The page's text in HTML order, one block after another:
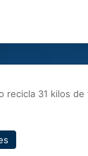
recicla 31 kilos